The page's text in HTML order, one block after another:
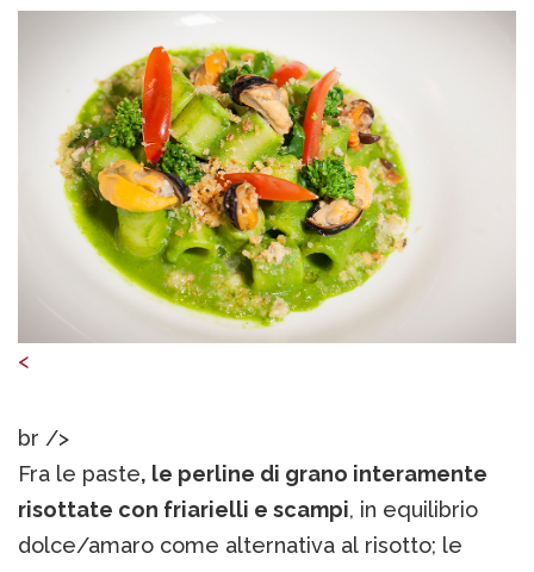
<
br />
Fra le paste, le perline di grano interamente
risottate con friarielli e scampi, in equilibrio
dolce/amaro come alternativa al risotto; le